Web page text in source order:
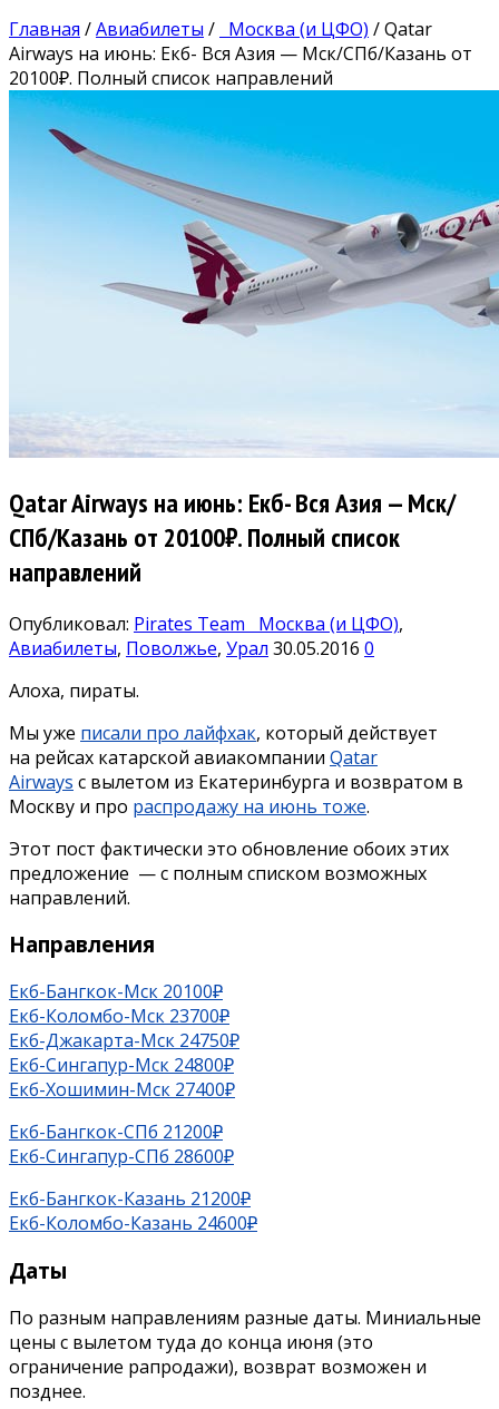
Главная /Авиабилеты / Москва (и ЦФО) /Qatar
Airways на июнь: Екб- Вся Азия — Мск/СПб/Казань от
20100₽. Полный список направлений
Qatar Airways на июнь: Екб- Вся Азия — Мск/
СПб/Казань от 20100₽. Полный список
направлений
Опубликовал: Pirates Team Москва (и ЦФО),
Авиабилеты, Поволжье, Урал 30.05.2016 0
Алоха, пираты.
Мы уже писали про лайфхак, который действует
на рейсах катарской авиакомпании Qatar
Airways с вылетом из Екатеринбурга и возвратом в
Москву и про распродажу на июнь тоже.
Этот пост фактически это обновление обоих этих
предложение — с полным списком возможных
направлений.
Направления
Екб-Бангкок-Мск 20100₽
Екб-Коломбо-Мск 23700₽
Екб-Джакарта-Мск 24750₽
Екб-Сингапур-Мск 24800₽
Екб-Хошимин-Мск 27400₽
Екб-Бангкок-СПб 21200₽
Екб-Сингапур-СПб 28600₽
Екб-Бангкок-Казань 21200₽
Екб-Коломбо-Казань 24600₽
Даты
По разным направлениям разные даты. Миниальные
цены с вылетом туда до конца июня (это
ограничение рапродажи), возврат возможен и
позднее.